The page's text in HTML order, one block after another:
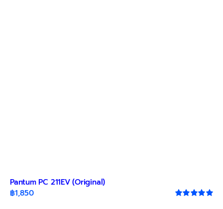
Pantum PC 211EV (Original)
฿1,850